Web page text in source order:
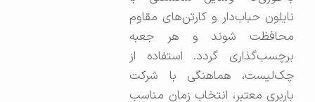
نایلون حباب‌دار و کارتن‌های مقاوم
محافظت شوند و هر جعبه
برچسب‌گذاری گردد. استفاده از
چک‌لیست، هماهنگی با شرکت
باربری معتبر، انتخاب زمان مناسب